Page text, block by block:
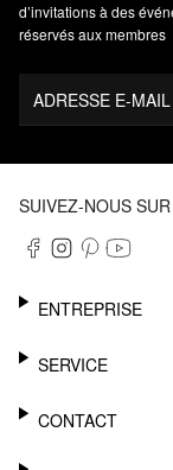
d’invitations à des
réservés aux membres
ADRESSE E-MAIL
SUIVEZ-NOUS SUR
ENTREPRISE
CARRIÈRE
SERVICE
NEWSLETTER
CONTACT